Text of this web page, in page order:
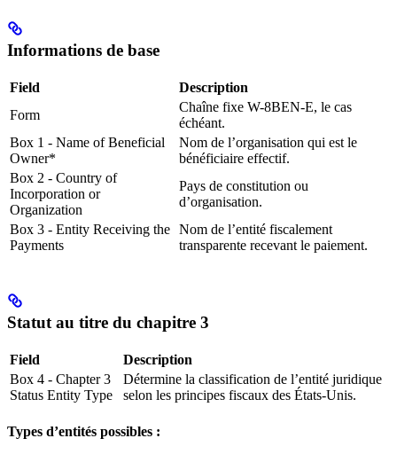
Informations de base
Field
Description
Form
Chaîne fixe W-8BEN-E, le cas
échéant.
Box 1 - Name of Beneficial
Owner*
Nom de l’organisation qui est le
bénéficiaire effectif.
Box 2 - Country of
Incorporation or
Organization
Pays de constitution ou
d’organisation.
Box 3 - Entity Receiving the
Payments
Nom de l’entité fiscalement
transparente recevant le paiement.
Statut au titre du chapitre 3
Field
Description
Box 4 - Chapter 3
Status Entity Type
Détermine la classification de l’entité juridique
selon les principes fiscaux des États‑Unis.
Types d’entités possibles :